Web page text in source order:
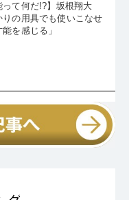
って何だ!?】坂根翔大
りの用具でも使いこなせ
を感じる」